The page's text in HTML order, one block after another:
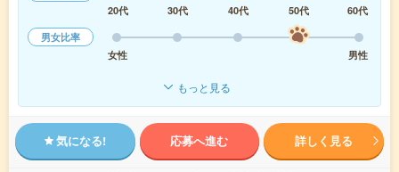
20代
30代 40代 50代
60代
男女比率
女性
男性
もっと見る
気になる! 応募へ進む 詳しく見る